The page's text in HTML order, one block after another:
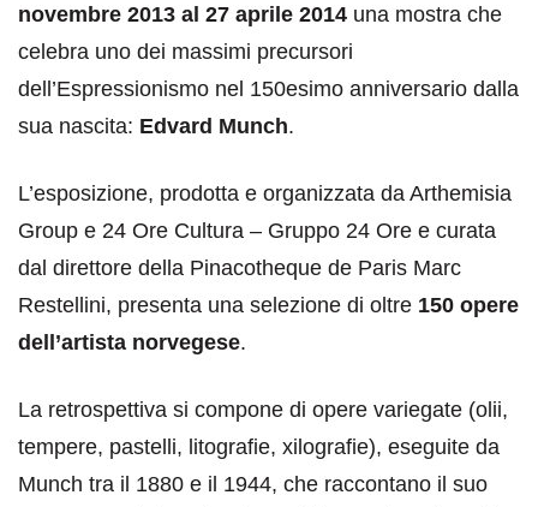
novembre 2013 al 27 aprile 2014 una mostra che
celebra uno dei massimi precursori
dell’Espressionismo nel 150esimo anniversario dalla
sua nascita: Edvard Munch.
L’esposizione, prodotta e organizzata da Arthemisia
Group e 24 Ore Cultura – Gruppo 24 Ore e curata
dal direttore della Pinacotheque de Paris Marc
Restellini, presenta una selezione di oltre 150 opere
dell’artista norvegese.
La retrospettiva si compone di opere variegate (olii,
tempere, pastelli, litografie, xilografie), eseguite da
Munch tra il 1880 e il 1944, che raccontano il suo